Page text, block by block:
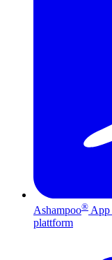
Ashampoo® App
plattform